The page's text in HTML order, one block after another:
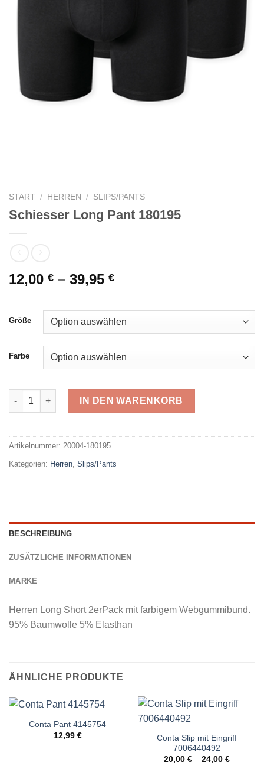
START / HERREN / SLIPS/PANTS
Schiesser Long Pant 180195
12,00 € – 39,95 €
Größe
Farbe
Schiesser Long Pant 180195 Menge
IN DEN WARENKORB
Artikelnummer: 20004-180195
Kategorien: Herren Slips/Pants
BESCHREIBUNG
ZUSÄTZLICHE INFORMATIONEN
MARKE
Herren Long Short 2erPack mit farbigem Webgummibund.
95% Baumwolle 5% Elasthan
ÄHNLICHE PRODUKTE
Conta Pant 4145754
12,99 €
Conta Slip mit Eingriff
7006440492
20,00 €– 24,00 €